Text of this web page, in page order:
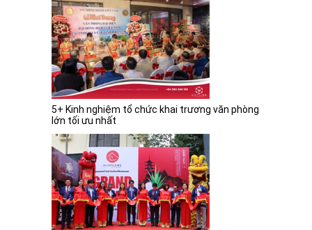
5+ Kinh nghiệm tổ chức khai trương văn phòng
lớn tối ưu nhất